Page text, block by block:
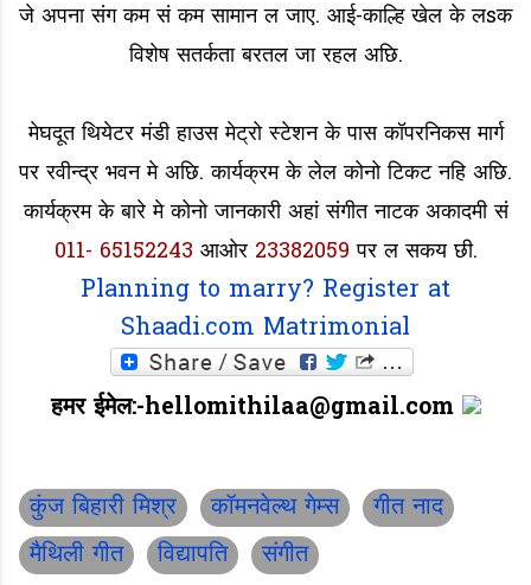
जे अपना संग कम सं कम सामान ल जाए. आई-काल्हि खेल के लsक
विशेष सतर्कता बरतल जा रहल अछि.
मेघदूत थियेटर मंडी हाउस मेट्रो स्टेशन के पास कॉपरनिकस मार्ग
पर रवीन्द्र भवन मे अछि. कार्यक्रम के लेल कोनो टिकट नहि अछि.
कार्यक्रम के बारे मे कोनो जानकारी अहां संगीत नाटक अकादमी सं
011- 65152243 आओर 23382059पर ल सकय छी.
Planning to marry? Register at
Shaadi.com Matrimonial
हमर ईमेल:-hellomithilaa@gmail.com
कुंज बिहारी मिश्र कॉमनवेल्थ गेम्स
गीत नाद
मैथिली गीत
विद्यापति संगीत